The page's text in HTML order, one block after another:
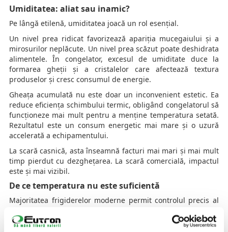
Umiditatea: aliat sau inamic?
Pe lângă etilenă, umiditatea joacă un rol esențial.
Un nivel prea ridicat favorizează apariția mucegaiului și a
mirosurilor neplăcute. Un nivel prea scăzut poate deshidrata
alimentele. În congelator, excesul de umiditate duce la
formarea gheții și a cristalelor care afectează textura
produselor și cresc consumul de energie.
Gheața acumulată nu este doar un inconvenient estetic. Ea
reduce eficiența schimbului termic, obligând congelatorul să
funcționeze mai mult pentru a menține temperatura setată.
Rezultatul este un consum energetic mai mare și o uzură
accelerată a echipamentului.
La scară casnică, asta înseamnă facturi mai mari și mai mult
timp pierdut cu dezghețarea. La scară comercială, impactul
este și mai vizibil.
De ce temperatura nu este suficientă
Majoritatea frigiderelor moderne permit controlul precis al
umiditatea și gazele eliberate de alimente.